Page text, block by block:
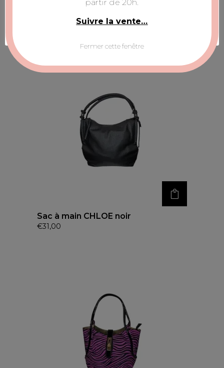
Sac à dos LEGENDE camel
Sac à main CHLOE noir
€31,00
Configurer la sélection ACCEPTER TOUS
partir de 20h.
Suivre la vente…
Fermer cette fenêtre